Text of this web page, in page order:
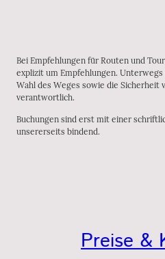
Bei Empfehlungen für Routen und
explizit um Empfehlungen.
Wahl des Weges sowie die Sicherheit
verantwortlich.
Buchungen sind erst mit einer
unsererseits bindend.
Preise &